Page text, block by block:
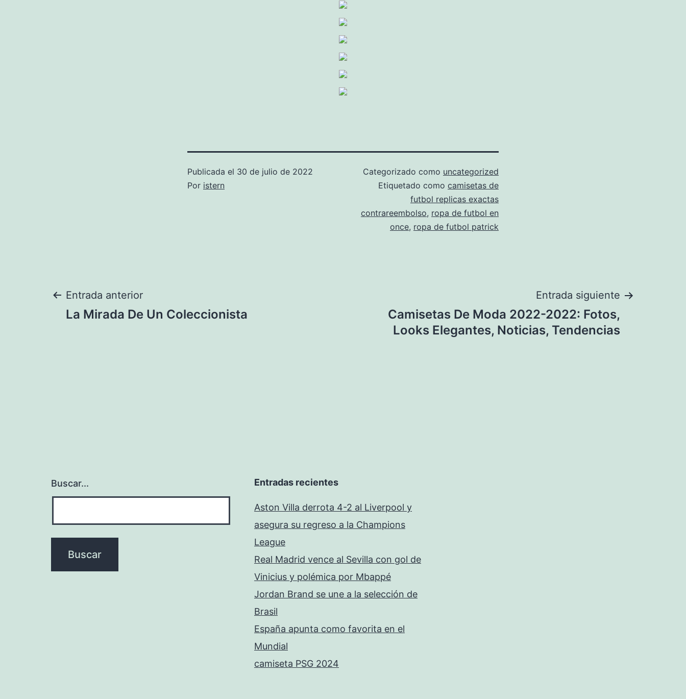
Publicada el 30 de julio de 2022
Por istern
Categorizado como uncategorized
Etiquetado como camisetas de
futbol replicas exactas
contrareembolso, ropa de futbol en
once, ropa de futbol patrick
Navegación
Entrada anterior
La Mirada De Un Coleccionista
Entrada siguiente
Camisetas De Moda 2022-2022: Fotos,
Looks Elegantes, Noticias, Tendencias
Buscar... Entradas recientes
Aston Villa derrota 4-2 al Liverpool y
asegura su regreso a la Champions
League
Real Madrid vence al Sevilla con gol de
Vinicius y polémica por Mbappé
Jordan Brand se une a la selección de
Brasil
España apunta como favorita en el
Mundial
camiseta PSG 2024